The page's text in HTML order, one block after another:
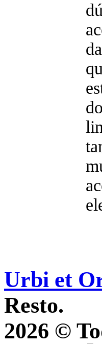
Urbi et
Resto.
2026 ©